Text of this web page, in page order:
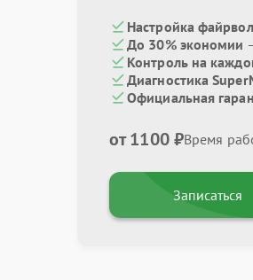
Настройка
До 30% экономии
Контроль на
Диагностика
Официальная
от 1100 ₽Время
Записаться